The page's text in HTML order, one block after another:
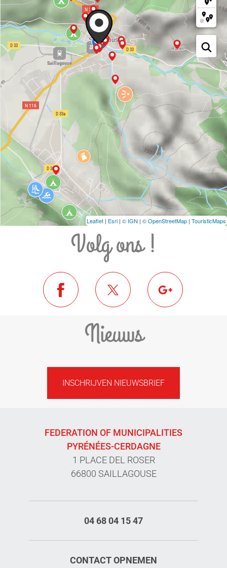
Leaflet | Esri | © IGN | © OpenStreetMap | TouristicMaps
Volg ons !
Nieuws
INSCHRIJVEN NIEUWSBRIEF
FEDERATION OF MUNICIPALITIES
PYRÉNÉES-CERDAGNE
1 PLACE DEL ROSER
66800 SAILLAGOUSE
04 68 04 15 47
CONTACT OPNEMEN